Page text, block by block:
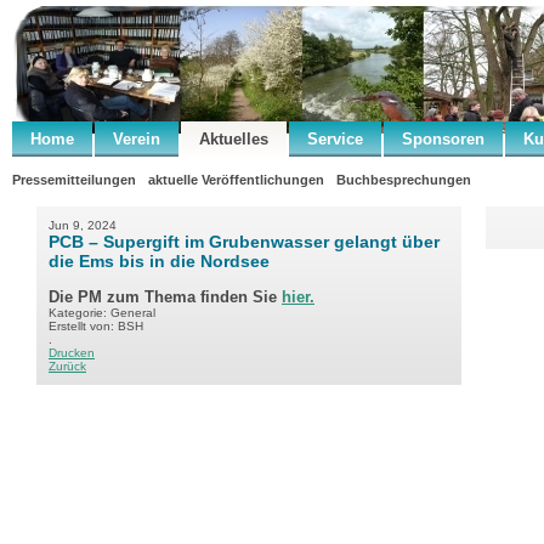
Home Verein Aktuelles Service Sponsoren
Pressemitteilungen aktuelle Veröffentlichungen Buchbesprechungen
Jun 9, 2024
PCB – Supergift im Grubenwasser gelangt über
die Ems bis in die Nordsee
Die PM zum Thema finden Sie hier.
Kategorie: General
Erstellt von: BSH
Drucken
Zurück